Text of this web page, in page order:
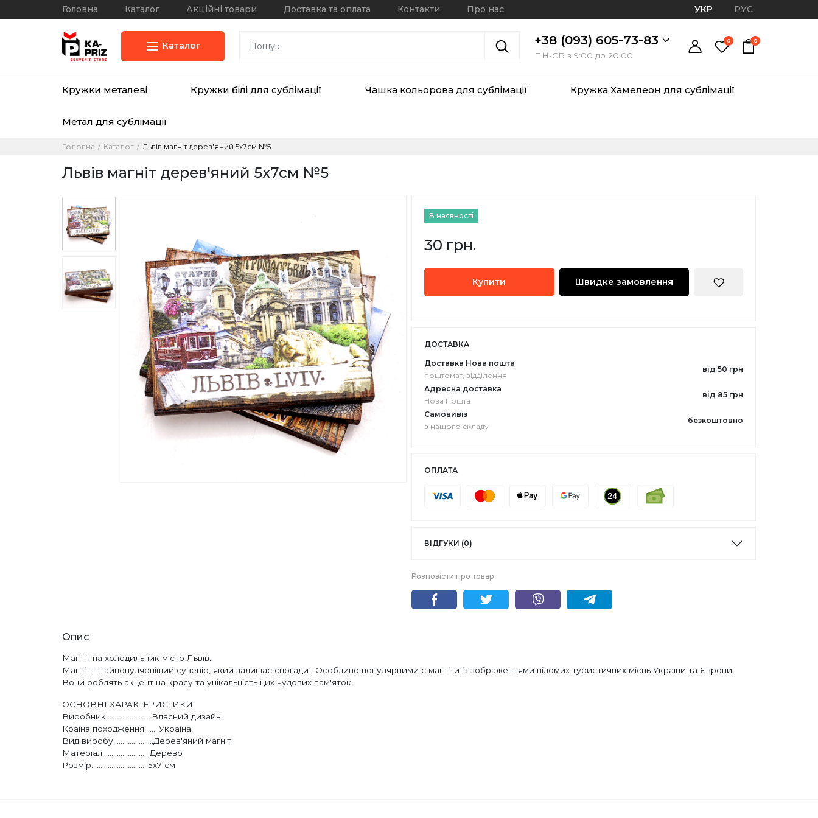
Головна Каталог Акційні товари Доставка та оплата Контакти Про нас УКР РУС
Каталог +38 (093) 605-73-83
ПН-СБ з 9:00 до 20:00
0 0
Кружки металеві Кружки білі для сублімації Чашка кольорова для сублімації Кружка Хамелеон для сублімації
Метал для сублімації
Головна Каталог Львів магніт дерев'яний 5х7см №5
Львів магніт дерев'яний 5х7см №5
В наявності
30 грн.
Купити Швидке замовлення
ДОСТАВКА
Доставка Нова пошта
поштомат, відділення
від 50 грн
Адресна доставка
Нова Пошта
від 85 грн
Самовивіз
з нашого складу
безкоштовно
ОПЛАТА
ВІДГУКИ (0)
Розповісти про товар
Опис
Магніт на холодильник місто Львів.
Магніт – найпопулярніший сувенір, який залишає спогади. Особливо популярними є магніти із зображеннями відомих туристичних місць України та Європи.
Вони роблять акцент на красу та унікальність цих чудових пам'яток.
ОСНОВНІ ХАРАКТЕРИСТИКИ
Виробник.........................Власний дизайн
Країна походження........Україна
Вид виробу......................Дерев'яний магніт
Матеріал..........................Дерево
Розмір...............................5х7 см